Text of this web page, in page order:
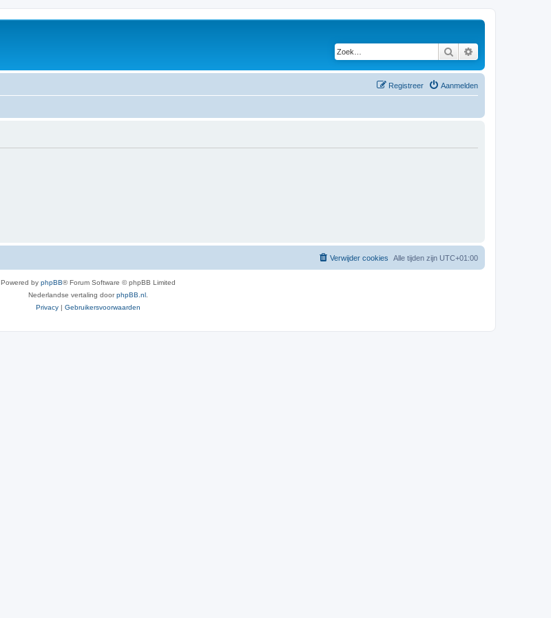
Zoek
Aanmelden
Registreer
Alle tijden zijn UTC+01:00
Verwijder cookies
Powered by phpBB® Forum Software © phpBB Limited
Nederlandse vertaling doorphpBB.nl
Privacy | Gebruikersvoorwaarden